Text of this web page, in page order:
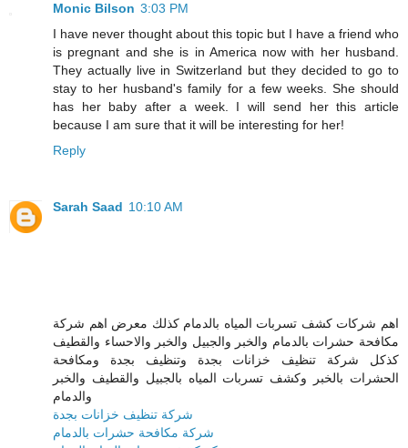
Monic Bilson 3:03 PM
I have never thought about this topic but I have a friend who
is pregnant and she is in America now with her husband.
They actually live in Switzerland but they decided to go to
stay to her husband's family for a few weeks. She should
has her baby after a week. I will send her this article
because I am sure that it will be interesting for her!
Reply
Sarah Saad 10:10 AM
اهم شركات كشف تسربات المياه بالدمام كذلك معرض اهم شركة
مكافحة حشرات بالدمام والخبر والجبيل والخبر والاحساء والقطيف
كذكل شركة تنظيف خزانات بجدة وتنظيف بجدة ومكافحة
الحشرات بالخبر وكشف تسربات المياه بالجبيل والقطيف والخبر
والدمام
شركة تنظيف خزانات بجدة
شركة مكافحة حشرات بالدمام